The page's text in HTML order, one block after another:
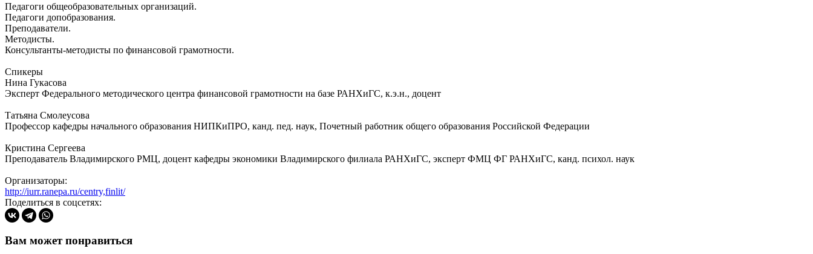
Педагоги общеобразовательных организаций.
Педагоги допобразования.
Преподаватели.
Методисты.
Консультанты-методисты по финансовой грамотности.
Спикеры
Нина Гукасова
Эксперт Федерального методического центра финансовой грамотности на базе РАНХиГС, к.э.н., доцент
Татьяна Смолеусова
Профессор кафедры начального образования НИПКиПРО, канд. пед. наук, Почетный работник общего образования Российской Федерации
Кристина Сергеева
Преподаватель Владимирского РМЦ, доцент кафедры экономики Владимирского филиала РАНХиГС, эксперт ФМЦ ФГ РАНХиГС, канд. психол. наук
Организаторы:
http://iurr.ranepa.ru/centry,finlit/
Поделиться в соцсетях:
Вам может понравиться